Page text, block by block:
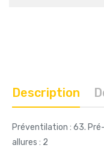
Description
Préventilation : 63.
allures : 2